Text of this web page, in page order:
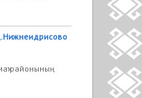
районының